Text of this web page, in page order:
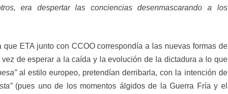
era despertar las conciencias desenmascarando a los
ETA junto con CCOO correspondía a las nuevas formas de
de esperar a la caída y la evolución de la dictadura a lo que
al estilo europeo, pretendían derribarla, con la intención de
(pues uno de los momentos álgidos de la Guerra Fría y el